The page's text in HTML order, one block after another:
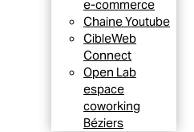
e-commerce
Chaine Youtube
CibleWeb
Connect
Open Lab
espace
coworking
Béziers